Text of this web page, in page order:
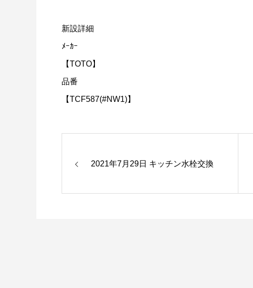
新設詳細
ﾒｰｶｰ
【TOTO】
品番
【TCF587(#NW1)】
2021年7月29日 キッチン水栓交換